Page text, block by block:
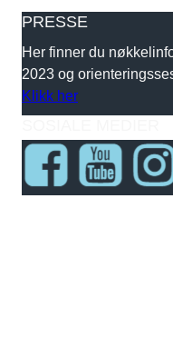
PRESSE
Her finner du
2023 og
Klikk her